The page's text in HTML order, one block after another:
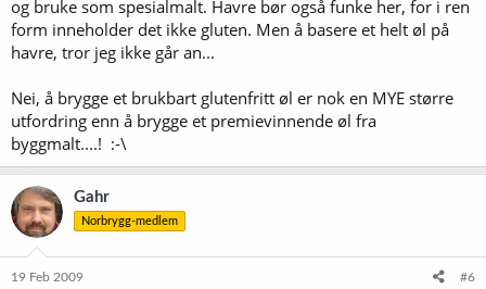
og bruke som spesialmalt. Havre bør også funke her, for i ren
form inneholder det ikke gluten. Men å basere et helt øl på
havre, tror jeg ikke går an...
Nei, å brygge et brukbart glutenfritt øl er nok en MYE større
utfordring enn å brygge et premievinnende øl fra
byggmalt....! :-\
Gahr
Norbrygg-medlem
19 Feb 2009 #6